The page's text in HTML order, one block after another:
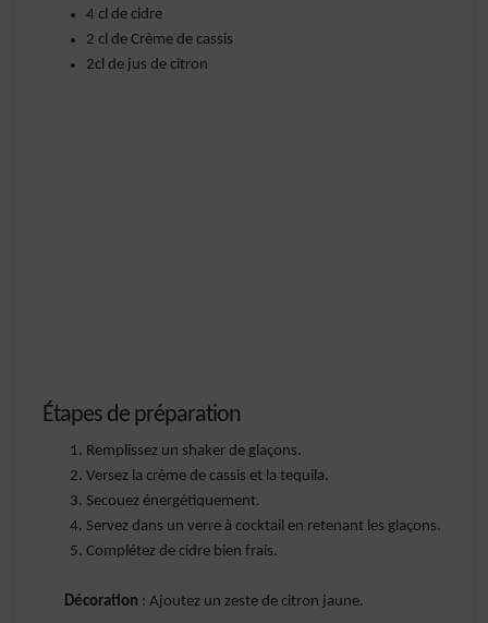
4 cl de cidre
2 cl de Crème de cassis
2cl de jus de citron
Étapes de préparation
Remplissez un shaker de glaçons.
Versez la crème de cassis et la tequila.
Secouez énergétiquement.
Servez dans un verre à cocktail en retenant les glaçons.
Complétez de cidre bien frais.
Décoration : Ajoutez un zeste de citron jaune.